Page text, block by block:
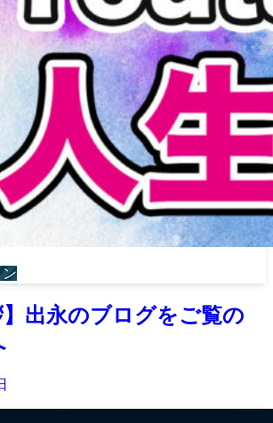
ン
】出永のブログをご覧の